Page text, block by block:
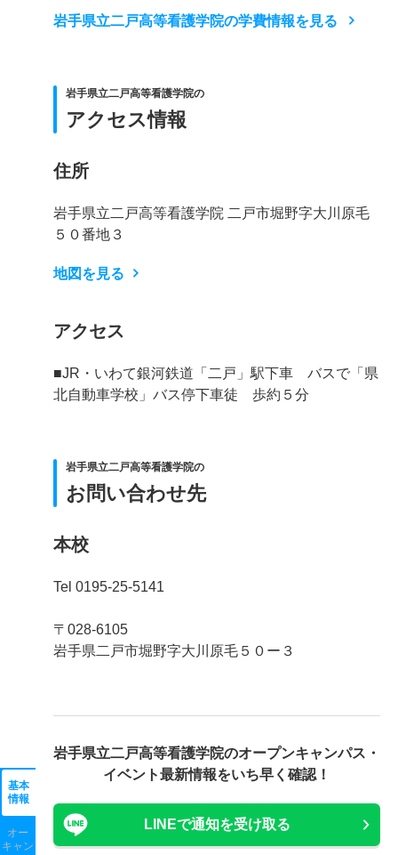
基本
情報
オー
キャン
岩手県立二戸高等看護学院の学費情報を見る
岩手県立二戸高等看護学院の
アクセス情報
住所
岩手県立二戸高等看護学院 二戸市堀野字大川原毛
５０番地３
地図を見る
アクセス
■JR・いわて銀河鉄道「二戸」駅下車 バスで「県
北自動車学校」バス停下車徒 歩約５分
岩手県立二戸高等看護学院の
お問い合わせ先
本校
Tel 0195-25-5141
〒028-6105
岩手県二戸市堀野字大川原毛５０ー３
岩手県立二戸高等看護学院のオープンキャンパス・
イベント最新情報をいち早く確認！
LINEで通知を受け取る